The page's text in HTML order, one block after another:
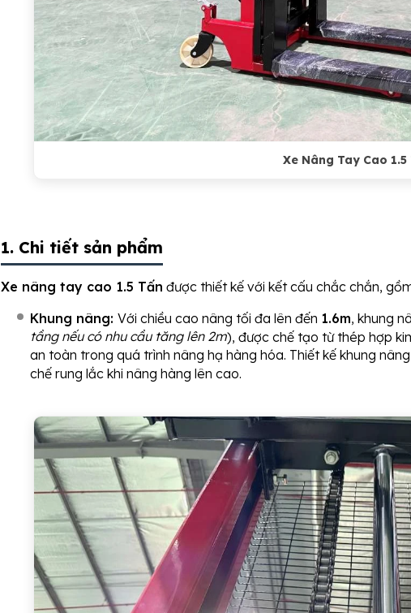
Xe Nâng Tay Cao 1.5
1. Chi tiết sản phẩm
Xe nâng tay cao 1.5 Tấn được thiết kế với kết cấu chắc chắn,
Khung nâng: Với chiều cao nâng tối đa lên đến 1.6m, khung
tầng nếu có nhu cầu tăng lên 2m), được chế tạo từ thép hợp
an toàn trong quá trình nâng hạ hàng hóa. Thiết kế khung
chế rung lắc khi nâng hàng lên cao.